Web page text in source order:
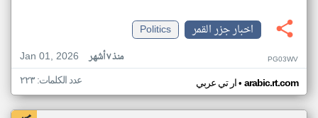
اخبار جزر القمر
Politics
Jan 01, 2026
منذ ٧ أشهر PG03WV
ار تي عربي• arabic.rt.com عدد الكلمات: ٢٢٣